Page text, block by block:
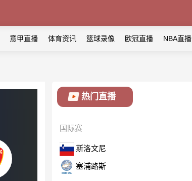
意甲直播 体育资讯 篮球录像 欧冠直播 NBA直播
热门直播
国际赛
斯洛文尼
塞浦路斯